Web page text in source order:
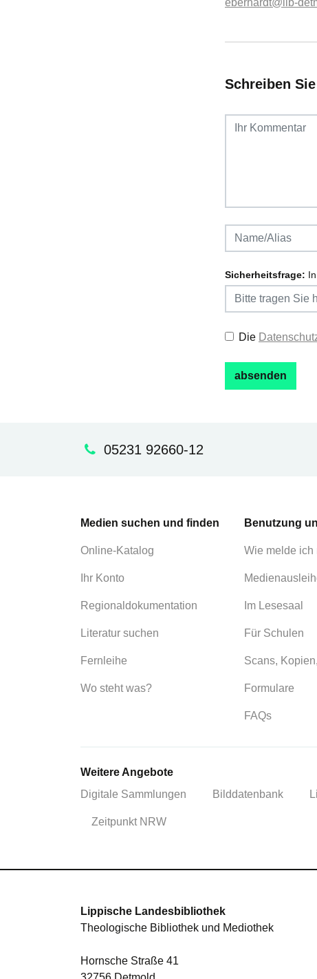
Schreiben
Sicherheitsfrage:
Die
05231 92660-12
Medien suchen und finden
Online-Katalog
Ihr Konto
Regionaldokumentation
Literatur suchen
Fernleihe
Wo steht was?
Benutzung
Wie melde ich
Im Lesesaal
Für Schulen
Scans,
Formulare
FAQs
Weitere Angebote
Digitale Sammlungen
Bilddatenbank
Zeitpunkt NRW
Lippische Landesbibliothek
Theologische Bibliothek und Mediothek
Hornsche Straße 41